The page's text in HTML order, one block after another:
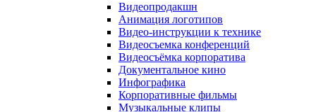
Видеопродакшн
Анимация логотипов
Видео-инструкции к технике
Видеосъемка конференций
Видеосъёмка корпоратива
Документальное кино
Инфографика
Корпоративные фильмы
Музыкальные клипы